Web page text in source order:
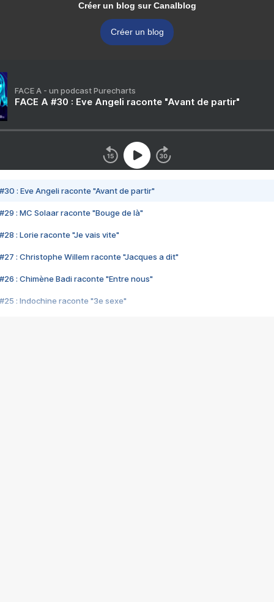
Créer un blog sur Canalblog
Créer un blog
FACE A - un podcast Purecharts
FACE A #30 : Eve Angeli raconte "Avant de partir"
#30 : Eve Angeli raconte "Avant de partir"
#29 : MC Solaar raconte "Bouge de là"
#28 : Lorie raconte "Je vais vite"
#27 : Christophe Willem raconte "Jacques a dit"
#26 : Chimène Badi raconte "Entre nous"
#25 : Indochine raconte "3e sexe"